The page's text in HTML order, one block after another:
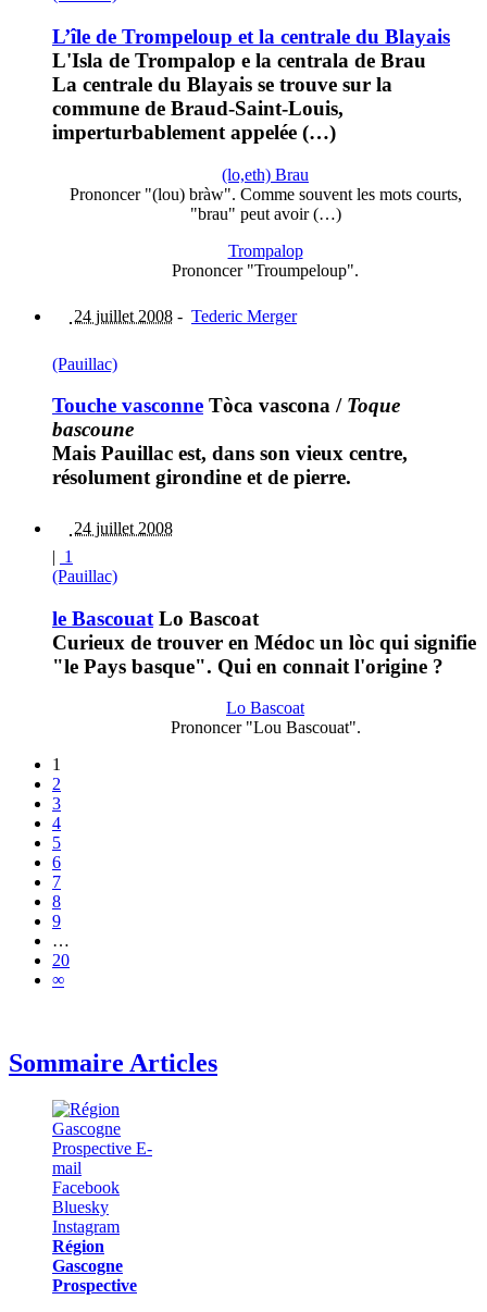
L’île de Trompeloup et la centrale du Blayais
L'Isla de Trompalop e la centrala de Brau
La centrale du Blayais se trouve sur la
commune de Braud-Saint-Louis,
imperturbablement appelée (…)
(lo,eth) Brau
Prononcer "(lou) bràw". Comme souvent les mots courts,
"brau" peut avoir (…)
Trompalop
Prononcer "Troumpeloup".
24 juillet 2008 - Tederic Merger
(Pauillac)
Touche vasconne Tòca vascona / Toque
bascoune
Mais Pauillac est, dans son vieux centre,
résolument girondine et de pierre.
24 juillet 2008
| 1
(Pauillac)
le Bascouat Lo Bascoat
Curieux de trouver en Médoc un lòc qui signifie
"le Pays basque". Qui en connait l'origine ?
Lo Bascoat
Prononcer "Lou Bascouat".
1
2
3
4
5
6
7
8
9
…
20
∞
Sommaire Articles
Région
Gascogne
Prospective